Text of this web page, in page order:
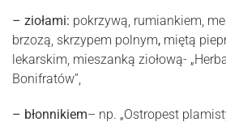
– ziołami: pokrzywą, rumiankiem,
brzozą, skrzypem polnym, miętą
lekarskim, mieszanką ziołową-
Bonifratów”,
– błonnikiem– np. „Ostropest